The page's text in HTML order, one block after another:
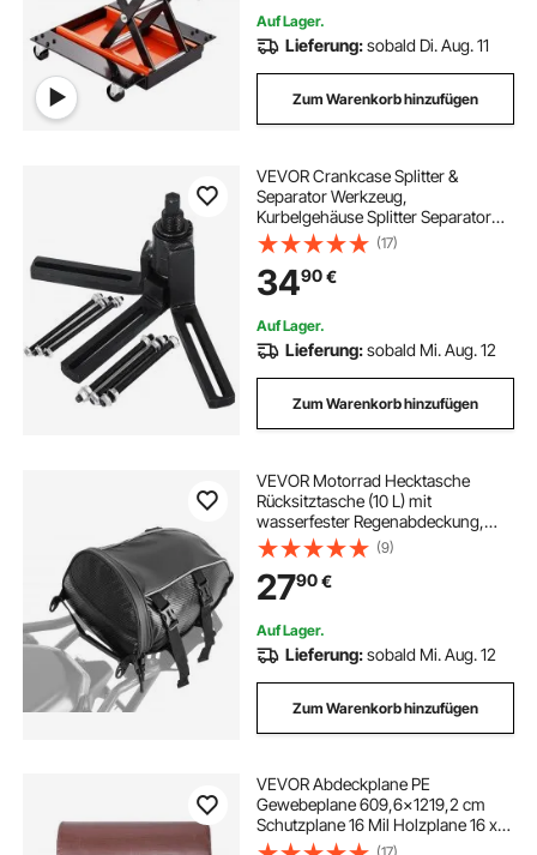
Außenbereichen
Auf Lager.
Lieferung:sobald Di. Aug. 11
Zum Warenkorb hinzufügen
VEVOR Crankcase Splitter &
Separator Werkzeug,
Kurbelgehäuse Splitter Separator
Motorrad Kurbelgehäuse Splitter
Motorrad Automotive Dirt Bike ATV,
Kurbelgehäuse Splitter Separator
(17)
3490€
Auf Lager.
Lieferung:sobald Mi. Aug. 12
Zum Warenkorb hinzufügen
VEVOR Motorrad Hecktasche
Rücksitztasche (10 L) mit
wasserfester Regenabdeckung,
Motorrad-Gepäckaufbewahrung,
Gepäckträgertasche mit
Schultergurt & Innentasche,
Motorradgepäck Schwarz
(9)
2790€
Auf Lager.
Lieferung:sobald Mi. Aug. 12
Zum Warenkorb hinzufügen
VEVOR Abdeckplane PE
Gewebeplane 609,6x1219,2 cm
Schutzplane 16 Mil Holzplane 16 x
16-Gewebe Gartenplane